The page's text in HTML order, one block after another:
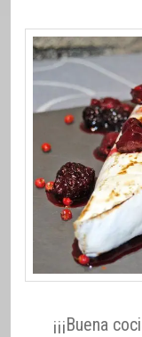
¡¡¡Buena